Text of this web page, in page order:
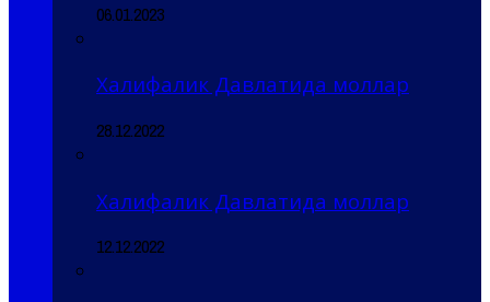
06.01.2023
Халифалик Давлатида моллар
28.12.2022
Халифалик Давлатида моллар
12.12.2022